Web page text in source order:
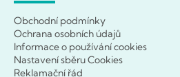
Obchodní podmínky
Ochrana osobních údajů
Informace o používání cookies
Nastavení sběru Cookies
Reklamační řád